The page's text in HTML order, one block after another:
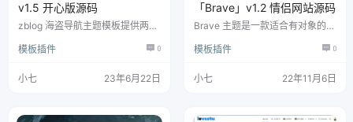
v1.5 开心版源码
zblog 海盗导航主题模板提供两种
为导航样式，如需使用文章样式，
辑文章还可以更好地进行 SEO 优
模板插件 0
小七 23年6月22日
「Brave」v1.2 情侣网站源码
Brave 主题是一款适合有对象的博
恋爱清单、点点滴滴记录等功能。
模板插件 0
小七 22年11月6日